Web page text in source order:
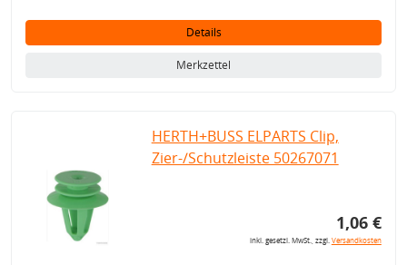
Details
Merkzettel
HERTH+BUSS ELPARTS Clip,
Zier-/Schutzleiste 50267071
1,06 €
inkl. gesetzl. MwSt., zzgl.Versandkosten